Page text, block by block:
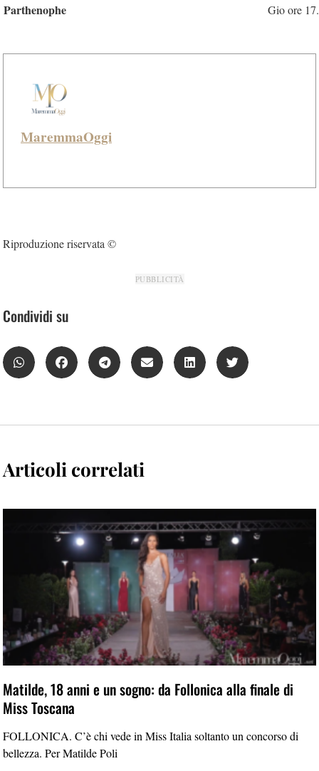
Parthenophe Gio ore
MaremmaOggi
Riproduzione riservata ©
PUBBLICITÀ
Condividi su
Articoli correlati
Matilde, 18 anni e un sogno: da Follonica alla finale di
Miss Toscana
FOLLONICA. C’è chi vede in Miss Italia soltanto un concorso di
bellezza. Per Matilde Poli